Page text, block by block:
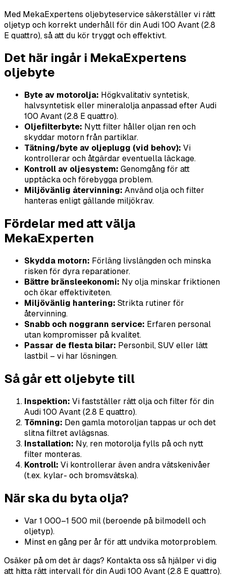
Med MekaExpertens oljebyteservice säkerställer vi rätt
oljetyp och korrekt underhåll för din Audi 100 Avant (2.8
E quattro), så att du kör tryggt och effektivt.
Det här ingår i MekaExpertens
oljebyte
Byte av motorolja: Högkvalitativ syntetisk,
halvsyntetisk eller mineralolja anpassad efter Audi
100 Avant (2.8 E quattro).
Oljefilterbyte: Nytt filter håller oljan ren och
skyddar motorn från partiklar.
Tätning/byte av oljeplugg (vid behov): Vi
kontrollerar och åtgärdar eventuella läckage.
Kontroll av oljesystem: Genomgång för att
upptäcka och förebygga problem.
Miljövänlig återvinning: Använd olja och filter
hanteras enligt gällande miljökrav.
Fördelar med att välja
MekaExperten
Skydda motorn: Förläng livslängden och minska
risken för dyra reparationer.
Bättre bränsleekonomi: Ny olja minskar friktionen
och ökar effektiviteten.
Miljövänlig hantering: Strikta rutiner för
återvinning.
Snabb och noggrann service: Erfaren personal
utan kompromisser på kvalitet.
Passar de flesta bilar: Personbil, SUV eller lätt
lastbil – vi har lösningen.
Så går ett oljebyte till
Inspektion: Vi fastställer rätt olja och filter för din
Audi 100 Avant (2.8 E quattro).
Tömning: Den gamla motoroljan tappas ur och det
slitna filtret avlägsnas.
Installation: Ny, ren motorolja fylls på och nytt
filter monteras.
Kontroll: Vi kontrollerar även andra vätskenivåer
(t.ex. kylar- och bromsvätska).
När ska du byta olja?
Var 1 000–1 500 mil (beroende på bilmodell och
oljetyp).
Minst en gång per år för att undvika motorproblem.
Osäker på om det är dags? Kontakta oss så hjälper vi dig
att hitta rätt intervall för din Audi 100 Avant (2.8 E quattro).